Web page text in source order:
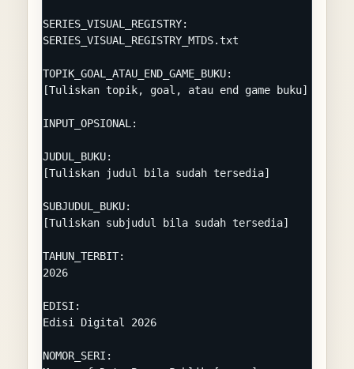
SERIES_VISUAL_REGISTRY:
SERIES_VISUAL_REGISTRY_MTDS.txt
TOPIK_GOAL_ATAU_END_GAME_BUKU:
[Tuliskan topik, goal, atau end game buku]
INPUT_OPSIONAL:
JUDUL_BUKU:
[Tuliskan judul bila sudah tersedia]
SUBJUDUL_BUKU:
[Tuliskan subjudul bila sudah tersedia]
TAHUN_TERBIT:
2026
EDISI:
Edisi Digital 2026
NOMOR_SERI: